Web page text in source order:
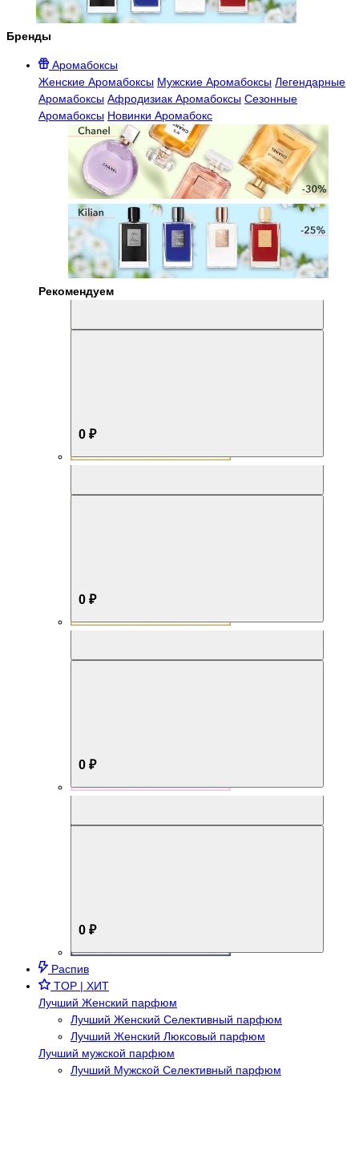
Бренды
Аромабоксы
Женские Аромабоксы Мужские Аромабоксы Легендарные
Аромабоксы Афродизиак Аромабоксы Сезонные
Аромабоксы Новинки Аромабокс
Рекомендуем
0 ₽
0 ₽
0 ₽
0 ₽
Распив
TOP | ХИТ
Лучший Женский парфюм
Лучший Женский Селективный парфюм
Лучший Женский Люксовый парфюм
Лучший мужской парфюм
Лучший Мужской Селективный парфюм